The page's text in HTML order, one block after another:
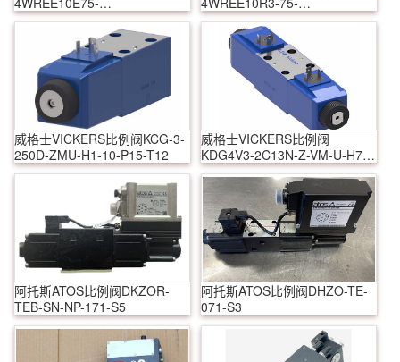
2X/G24K31/A1V
2X/G24K31/A1V
威格士VICKERS比例阀KCG-3-
250D-ZMU-H1-10-P15-T12
威格士VICKERS比例阀
KDG4V3-2C13N-Z-VM-U-H7-
60
阿托斯ATOS比例阀DKZOR-
TEB-SN-NP-171-S5
阿托斯ATOS比例阀DHZO-TE-
071-S3